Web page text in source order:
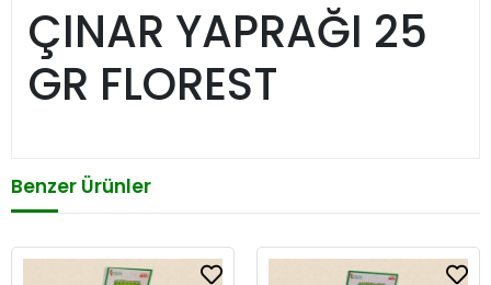
ÇINAR YAPRAĞI 25
GR FLOREST
Benzer Ürünler